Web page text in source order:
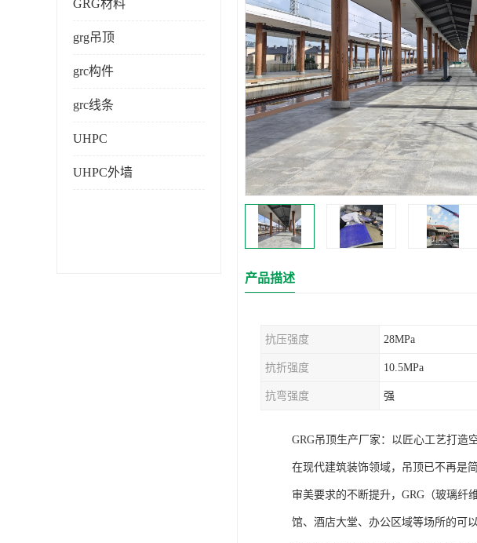
GRG材料
grg吊顶
grc构件
grc线条
UHPC
UHPC外墙
产品描述
抗压强度 28MPa
抗折强度 10.5MPa
抗弯强度 强
GRG吊顶生产厂家：以匠心工艺打造
在现代建筑装饰领域，吊顶已不再是
审美要求的不断提升，GRG（玻璃纤
馆、酒店大堂、办公区域等场所的可